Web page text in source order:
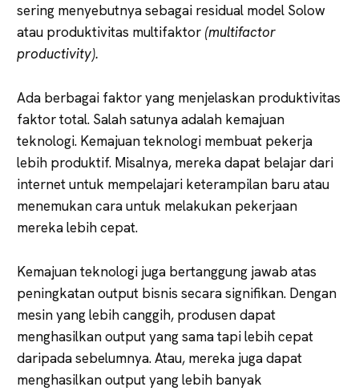
sering menyebutnya sebagai residual model Solow
atau produktivitas multifaktor (multifactor
productivity).
Ada berbagai faktor yang menjelaskan produktivitas
faktor total. Salah satunya adalah kemajuan
teknologi. Kemajuan teknologi membuat pekerja
lebih produktif. Misalnya, mereka dapat belajar dari
internet untuk mempelajari keterampilan baru atau
menemukan cara untuk melakukan pekerjaan
mereka lebih cepat.
Kemajuan teknologi juga bertanggung jawab atas
peningkatan output bisnis secara signifikan. Dengan
mesin yang lebih canggih, produsen dapat
menghasilkan output yang sama tapi lebih cepat
daripada sebelumnya. Atau, mereka juga dapat
menghasilkan output yang lebih banyak